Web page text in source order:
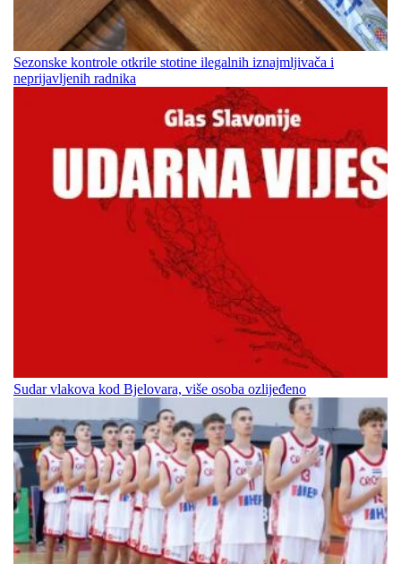
Sezonske kontrole otkrile stotine ilegalnih iznajmljivača i
neprijavljenih radnika
Sudar vlakova kod Bjelovara, više osoba ozlijeđeno